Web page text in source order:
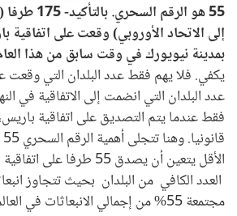
إلى الاتحاد الأوروبي) وقعت على اتفاقية
بمدينة نيويورك في وقت سابق من هذا
يكفي. فلا يهم فقط عدد البلدان التي وقعت
عدد البلدان التي انضمت إلى الاتفاقية في
فقط عندما يتم التصديق على اتفاقية
الأقل يتعين أن يصدق 55
العدد الكافي من البلدان بحيث تتجاوز
مجتمعة 55% من إجمالي الانبعاثات في العالم.